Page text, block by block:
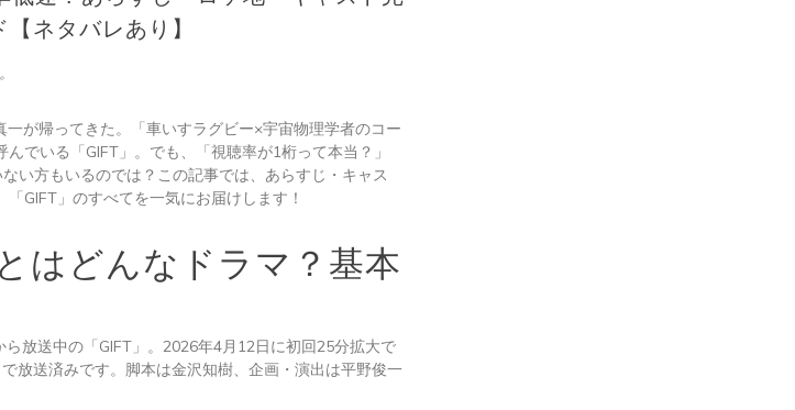
ネタバレあり】
が帰ってきた。「車いすラグビー×宇宙物理学者のコー
でいる「GIFT」。でも、「視聴率が1桁って本当？」
い方もいるのでは？この記事では、あらすじ・キャス
GIFT」のすべてを一気にお届けします！
はどんなドラマ？基本
放送中の「GIFT」。2026年4月12日に初回25分拡大で
放送済みです。脚本は金沢知樹、企画・演出は平野俊一